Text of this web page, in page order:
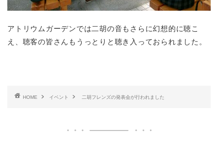
アトリウムガーデンでは二胡の音もさらに幻想的に聴こ
え、聴客の皆さんもうっとりと聴き入っておられました。
HOME イベント 二胡フレンズの発表会が行われました